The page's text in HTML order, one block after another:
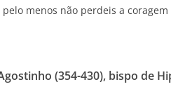
menos não perdeis a
(354-430), bispo de